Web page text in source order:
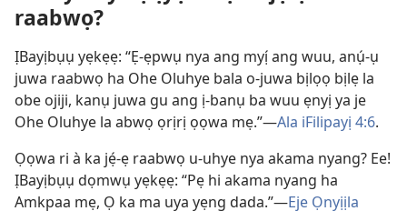
raabwọ?
ỊBayịbụụ yẹkẹẹ: “Ẹ-ẹpwụ nya ang myị́ ang wuu, anụ́-ụ
juwa raabwọ ha Ohe Oluhye bala o-juwa bịlọọ bịlẹ la
obe ojiji, kanụ juwa gu ang ị-banụ ba wuu ẹnyị ya je
Ohe Oluhye la abwọ ọrịrị ọọwa mẹ.”—Ala iFilipayị 4:6.
Ọọwa ri à ka jẹ́-ẹ raabwọ u-uhye nya akama nyang? Ee!
ỊBayịbụụ dọmwụ yẹkẹẹ: “Pẹ hi akama nyang ha
Amkpaa mẹ, Ọ ka ma uya yẹng dada.”—Eje Ọnyịịla